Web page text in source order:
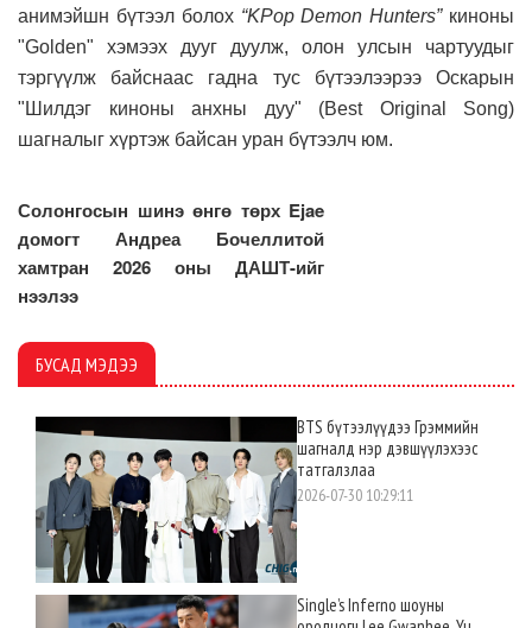
анимэйшн бүтээл болох “KPop Demon Hunters”киноны
"Golden" хэмээх дууг дуулж, олон улсын чартуудыг
тэргүүлж байснаас гадна тус бүтээлээрээ Оскарын
"Шилдэг киноны анхны дуу" (Best Original Song)
шагналыг хүртэж байсан уран бүтээлч юм.
Солонгосын шинэ өнгө төрх Ejae
домогт Андреа Бочеллитой
хамтран 2026 оны ДАШТ-ийг
нээлээ
БУСАД МЭДЭЭ
BTS бүтээлүүдээ Грэммийн
шагналд нэр дэвшүүлэхээс
татгалзлаа
2026-07-30 10:29:11
Single’s Inferno шоуны